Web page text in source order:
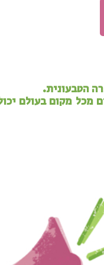
הטבעונית.
מכל מקום בעולם